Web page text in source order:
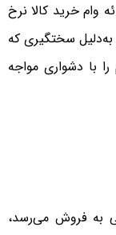
وام خرید کالا نرخ
است و به‌دلیل سختگیری که
با دشواری مواجه
به فروش می‌رسد،